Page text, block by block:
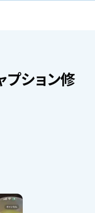
ション修